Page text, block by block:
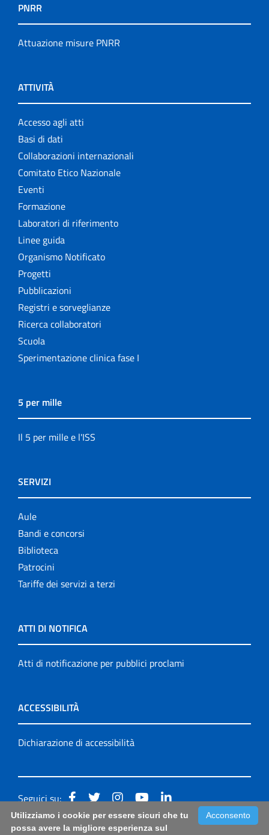
PNRR
Attuazione misure PNRR
ATTIVITÀ
Accesso agli atti
Basi di dati
Collaborazioni internazionali
Comitato Etico Nazionale
Eventi
Formazione
Laboratori di riferimento
Linee guida
Organismo Notificato
Progetti
Pubblicazioni
Registri e sorveglianze
Ricerca collaboratori
Scuola
Sperimentazione clinica fase I
5 per mille
Il 5 per mille e l'ISS
SERVIZI
Aule
Bandi e concorsi
Biblioteca
Patrocini
Tariffe dei servizi a terzi
ATTI DI NOTIFICA
Atti di notificazione per pubblici proclami
ACCESSIBILITÀ
Dichiarazione di accessibilità
Seguici su:
Accessibilità: form di segnalazione di prima istanza per
Acconsento
Utilizziamo i cookie per essere sicuri che tu
possa avere la migliore esperienza sul